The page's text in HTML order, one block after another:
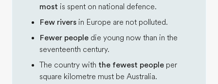
most is spent on national defence.
Few rivers in Europe are not polluted.
Fewer people die young now than in the
seventeenth century.
The country with the fewest people per
square kilometre must be Australia.